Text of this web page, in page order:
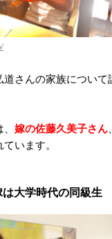
さんの家族について
嫁の佐藤久美子さん
います。
大学時代の同級生